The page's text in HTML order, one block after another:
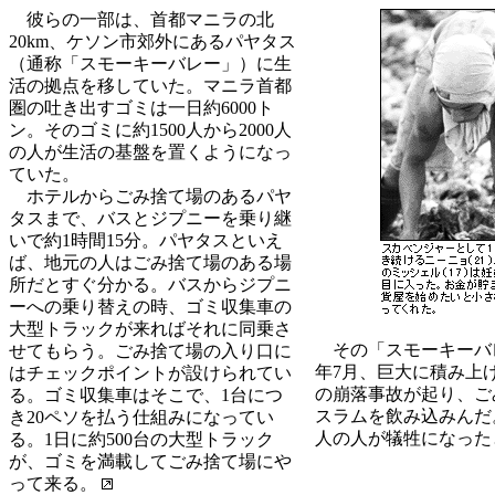
彼らの一部は、首都マニラの北
20km、ケソン市郊外にあるパヤタス
（通称「スモーキーバレー」）に生
活の拠点を移していた。マニラ首都
圏の吐き出すゴミは一日約6000ト
ン。そのゴミに約1500人から2000人
の人が生活の基盤を置くようになっ
ていた。
ホテルからごみ捨て場のあるパヤ
タスまで、バスとジプニーを乗り継
いで約1時間15分。パヤタスといえ
ば、地元の人はごみ捨て場のある場
所だとすぐ分かる。バスからジプニ
ーへの乗り替えの時、ゴミ収集車の
大型トラックが来ればそれに同乗さ
せてもらう。ごみ捨て場の入り口に
はチェックポイントが設けられてい
る。ゴミ収集車はそこで、1台につ
き20ペソを払う仕組みになってい
る。1日に約500台の大型トラック
が、ゴミを満載してごみ捨て場にや
って来る。
その「スモーキーバ
年7月、巨大に積み上
の崩落事故が起り、
スラムを飲み込みんだ
人の人が犠牲になっ